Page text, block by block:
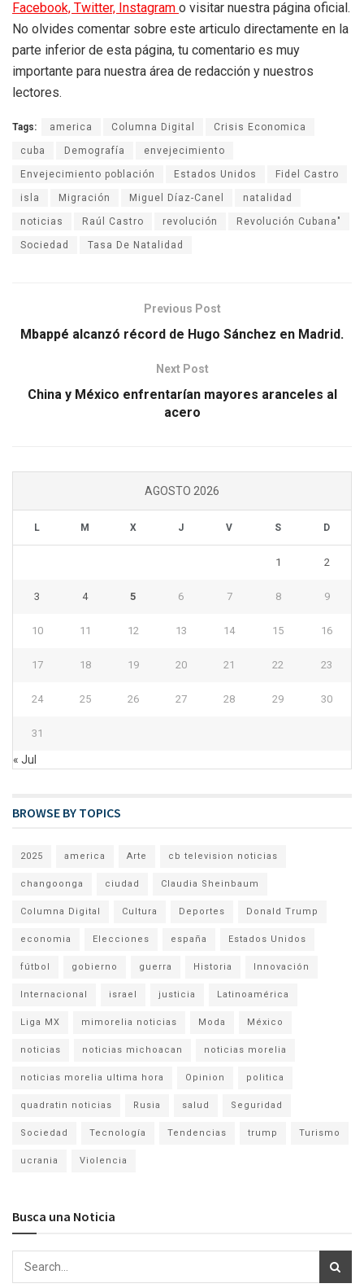
Facebook, Twitter, Instagram o visitar nuestra página oficial.
No olvides comentar sobre este articulo directamente en la
parte inferior de esta página, tu comentario es muy
importante para nuestra área de redacción y nuestros
lectores.
Tags: america Columna Digital Crisis Economica
cuba Demografía envejecimiento
Envejecimiento población Estados Unidos Fidel Castro
isla Migración Miguel Díaz-Canel natalidad
noticias Raúl Castro revolución Revolución Cubana"
Sociedad Tasa De Natalidad
Previous Post
Mbappé alcanzó récord de Hugo Sánchez en Madrid.
Next Post
China y México enfrentarían mayores aranceles al
acero
AGOSTO 2026
L M X J V S D
1 2
3 4 5 6 7 8 9
10 11 12 13 14 15 16
17 18 19 20 21 22 23
24 25 26 27 28 29 30
31
« Jul
BROWSE BY TOPICS
2025 america Arte cb television noticias
changoonga ciudad Claudia Sheinbaum
Columna Digital Cultura Deportes Donald Trump
economia Elecciones españa Estados Unidos
fútbol gobierno guerra Historia Innovación
Internacional israel justicia Latinoamérica
Liga MX mimorelia noticias Moda México
noticias noticias michoacan noticias morelia
noticias morelia ultima hora Opinion politica
quadratin noticias Rusia salud Seguridad
Sociedad Tecnología Tendencias trump Turismo
ucrania Violencia
Busca una Noticia